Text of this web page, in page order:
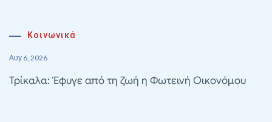
Κοινωνικά
Αυγ 6, 2026
Τρίκαλα: Έφυγε από τη ζωή η Φωτεινή Οικονόμου